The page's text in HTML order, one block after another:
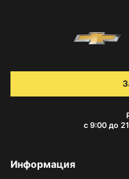
с 9:00 до
Информация